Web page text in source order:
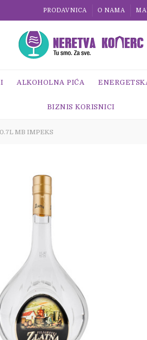
PRODAVNICA O NAMA
ALKOHOLNA PIĆA
BIZNIS KORISNICI
MB IMPEKS